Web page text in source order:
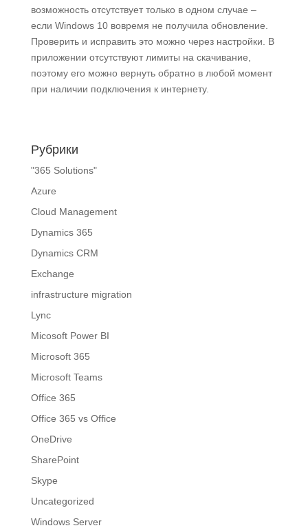
возможность отсутствует только в одном случае –
если Windows 10 вовремя не получила обновление.
Проверить и исправить это можно через настройки. В
приложении отсутствуют лимиты на скачивание,
поэтому его можно вернуть обратно в любой момент
при наличии подключения к интернету.
Рубрики
"365 Solutions"
Azure
Cloud Management
Dynamics 365
Dynamics CRM
Exchange
infrastructure migration
Lync
Micosoft Power BI
Microsoft 365
Microsoft Teams
Office 365
Office 365 vs Office
OneDrive
SharePoint
Skype
Uncategorized
Windows Server